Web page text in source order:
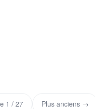
1 / 27 Plus anciens →